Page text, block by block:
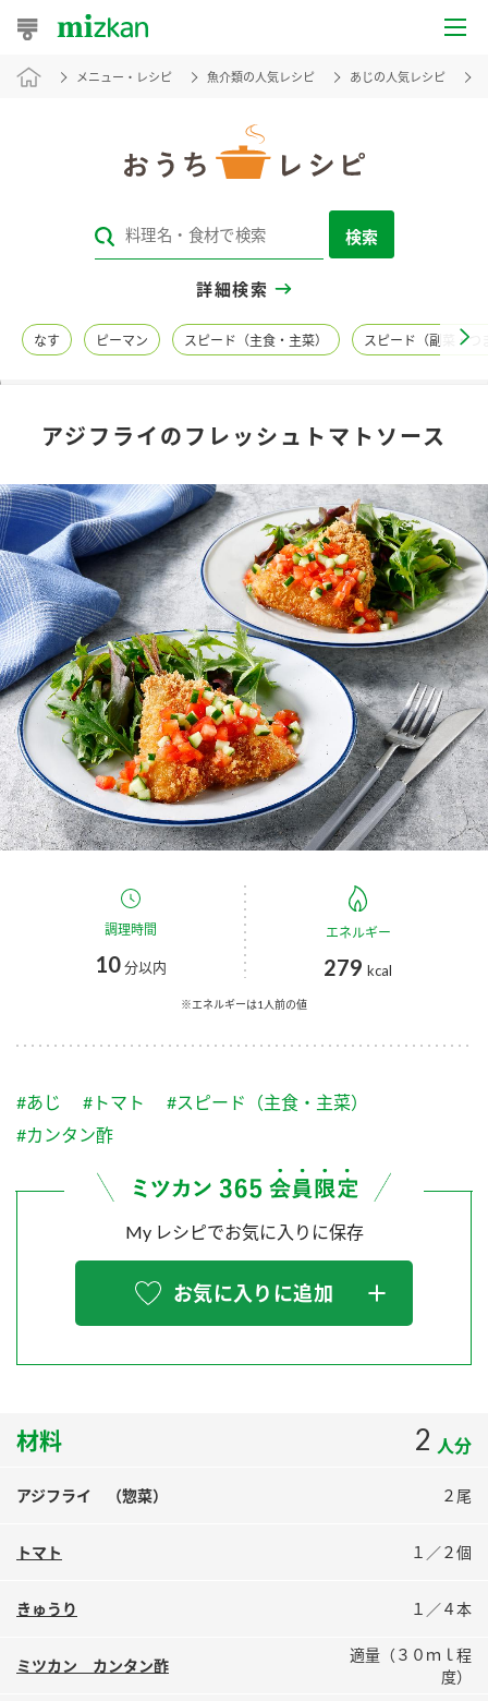
おうちレシピ
レシピカテゴリ一覧
レシピ名特集
商品情報
商品カテゴリ
酢 調味酢
お酢ドリンク ぽん酢
みりん風・料理酒 鍋用調味料
つゆ たれ
スープ 中華
ふりかけ おすしの素
炊き込みご飯の素 米飯用調味液
Fibee
新商品一覧
キャンペーン情報
ブランド・スペシャルサイト
ブランド・スペシャルサイト トップ
商品ブランドサイト
Fibee（ファイビー）
くらしプラ酢
お酢ドリンク
つゆ
納豆のサイト
三ツ判山吹
スペシャルサイト
お酢を知ろう！
すしラボ
納豆の豆知識
ロングセラー商品 ＋ おすすめレシピ
企業情報
国内事業概要
企業理念
ミツカンの歴史
ミツカンを知る
環境への取り組み
MIM（ミツカンミュージアム）
お客様相談センター
お客様の声をいかしました
販売終了製品のご案内
よくあるご質問
ミツカン公式通販
検索
メニュー・レシピ 魚介類の人気レシピ あじの人気レシピ
検索
詳細検索
なす ピーマン スピード（主食・主菜） スピード（副菜・つ
アジフライのフレッシュトマトソース
調理時間
10分以内
エネルギー
279 kcal
※エネルギーは1人前の値
#あじ #トマト
#スピード（主食・主菜）
#カンタン酢
My レシピでお気に入りに保存
お気に入りに追加
材料 2 人分
アジフライ （惣菜） ２尾
トマト １／２個
きゅうり １／４本
ミツカン カンタン酢
適量（３０ｍｌ程
度）